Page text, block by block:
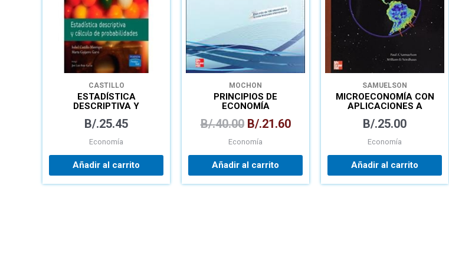
CASTILLO
ESTADÍSTICA
DESCRIPTIVA Y
PROBABILIDADES
B/.25.45
Economía
Añadir al carrito
MOCHON
PRINCIPIOS DE
ECONOMÍA
B/.40.00 B/.21.60
Economía
Añadir al carrito
SAMUELSON
MICROECONOMÍA CON
APLICACIONES A
B/.25.00
Economía
Añadir al carrito